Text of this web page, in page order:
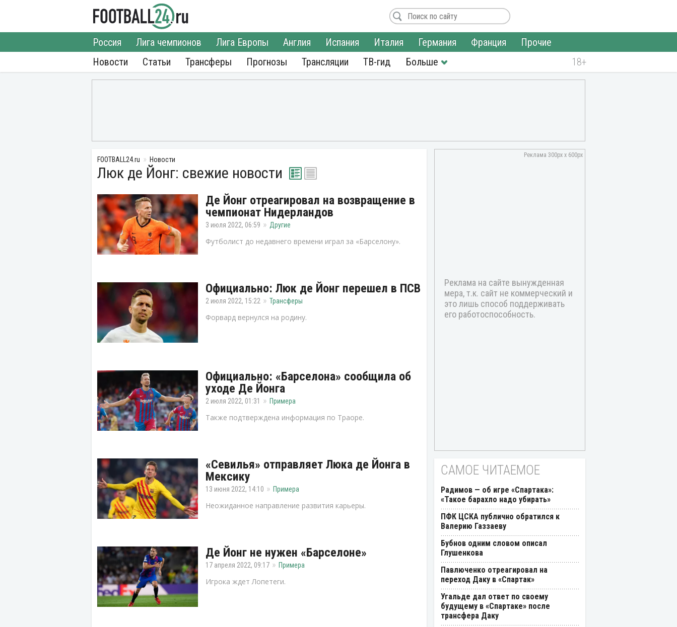
Новости
Россия Лига чемпионов Лига Европы Англия Испания Италия Германия Франция
Прочие
Статьи
Трансферы Прогнозы Трансляции ТВ-гид
FOOTBALL24.ru Новости
Люк де Йонг: свежие новости
Де Йонг отреагировал на возвращение в
чемпионат Нидерландов
3 июля 2022, 06:59 Другие
Футболист до недавнего времени играл за «Барселону».
Официально: Люк де Йонг перешел в ПСВ
2 июля 2022, 15:22 Трансферы
Форвард вернулся на родину.
Официально: «Барселона» сообщила об
уходе Де Йонга
2 июля 2022, 01:31 Примера
Также подтверждена информация по Траоре.
«Севилья» отправляет Люка де Йонга в
Мексику
13 июня 2022, 14:10 Примера
Неожиданное направление развития карьеры.
Де Йонг не нужен «Барселоне»
17 апреля 2022, 09:17 Примера
Игрока ждет Лопетеги.
САМОЕ ЧИТАЕМОЕ
Радимов — об игре «Спартака»:
«Такое барахло надо убирать»
ПФК ЦСКА публично обратился к
Валерию Газзаеву
Бубнов одним словом описал
Глушенкова
Павлюченко отреагировал на
переход Даку в «Спартак»
Угальде дал ответ по своему
будущему в «Спартаке» после
трансфера Даку